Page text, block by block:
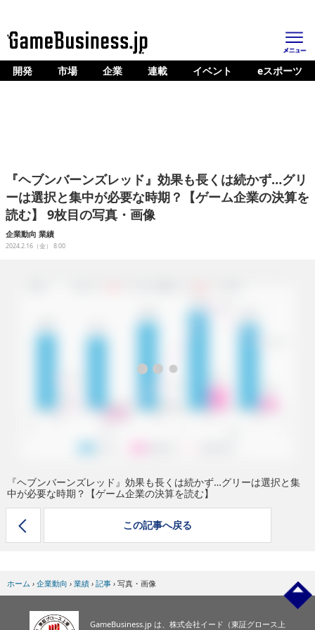
ホーム
企業動向
人材育成
産業政策
eスポーツ
開発 市場 企業 連載 イベント eスポーツ
『ヘブンバーンズレッド』効果も長くは続かず…グリ
ーは選択と集中が必要な時期？【ゲーム企業の決算を
読む】 9枚目の写真・画像
企業動向 業績
2024.2.16（金） 8:00
『ヘブンバーンズレッド』効果も長くは続かず…グリーは選択と集
中が必要な時期？【ゲーム企業の決算を読む】
この記事へ戻る
ホーム › 企業動向 › 業績 › 記事 › 写真・画像
GameBusiness.jp は、株式会社イード（東証グロース上